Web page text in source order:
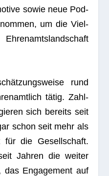
sowie neue Pod­
um die Viel­
rund
tätig. Zahl­
sich bereits seit
schon seit mehr als
die Gesell­schaft.
Jah­ren die wei­ter
das Enga­ge­ment auf